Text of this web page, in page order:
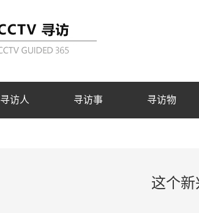
寻访人 寻访事 寻访物
这个新